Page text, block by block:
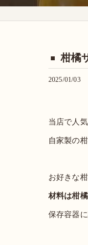
柑橘
2025/01/03
当店で人
自家製の
お好きな
材料は柑
保存容器